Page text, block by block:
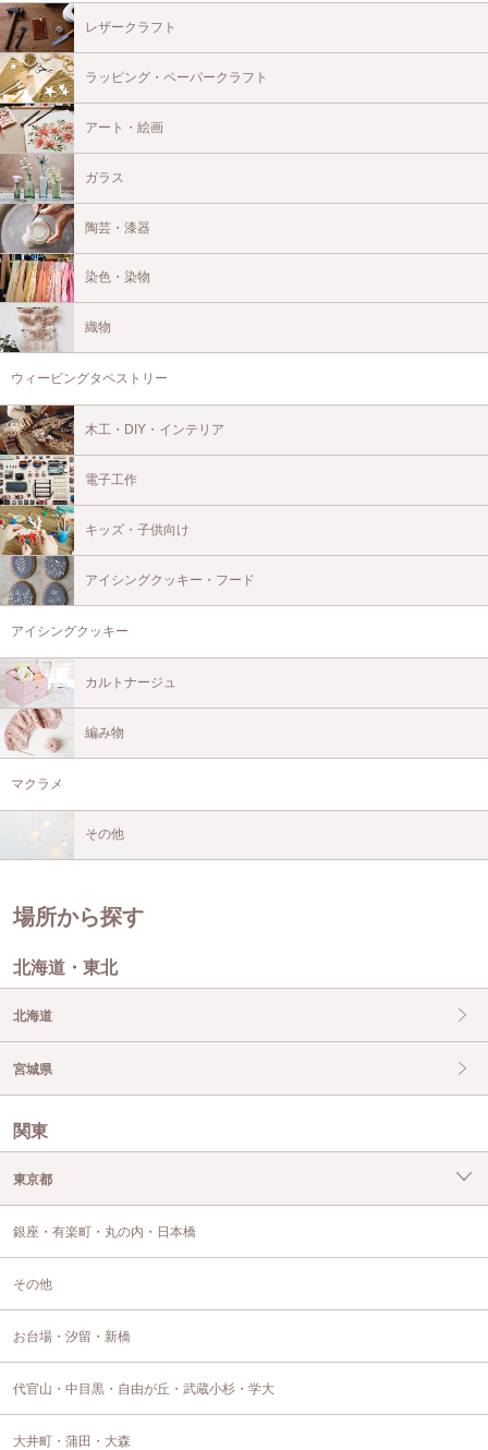
レザークラフト
ラッピング・ペーパークラフト
アート・絵画
ガラス
陶芸・漆器
染色・染物
織物
ウィービングタペストリー
木工・DIY・インテリア
電子工作
キッズ・子供向け
アイシングクッキー・フード
アイシングクッキー
カルトナージュ
編み物
マクラメ
その他
場所から探す
北海道・東北
北海道
宮城県
関東
東京都
銀座・有楽町・丸の内・日本橋
その他
お台場・汐留・新橋
代官山・中目黒・自由が丘・武蔵小杉・学大
大井町・蒲田・大森